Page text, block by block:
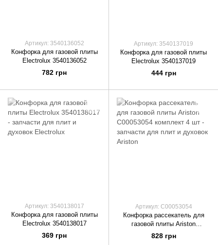
Артикул: 3540136052
Конфорка для газовой плиты
Electrolux 3540136052
782 грн
Артикул: 3540137019
Конфорка для газовой плиты
Electrolux 3540137019
444 грн
Артикул: 3540138017
Конфорка для газовой плиты
Electrolux 3540138017
369 грн
Артикул: C00053054
Конфорка рассекатель для
газовой плиты Ariston
C00053054 комплект 4 шт
828 грн